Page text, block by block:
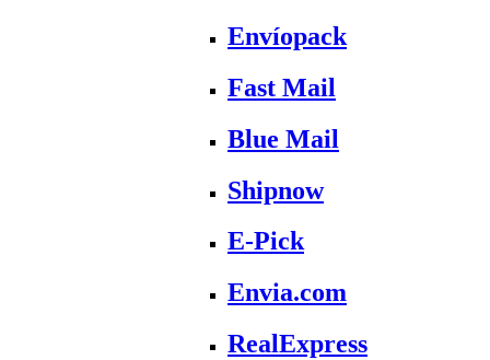
Envíopack
Fast Mail
Blue Mail
Shipnow
E-Pick
Envia.com
RealExpress